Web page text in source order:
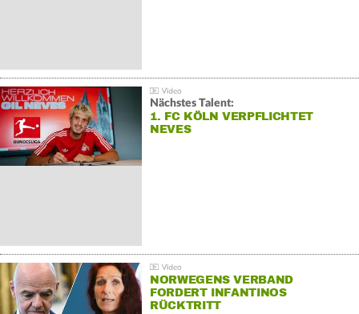
Nächstes Talent:
1. FC KÖLN VERPFLICHTET
NEVES
NORWEGENS VERBAND
FORDERT INFANTINOS
RÜCKTRITT